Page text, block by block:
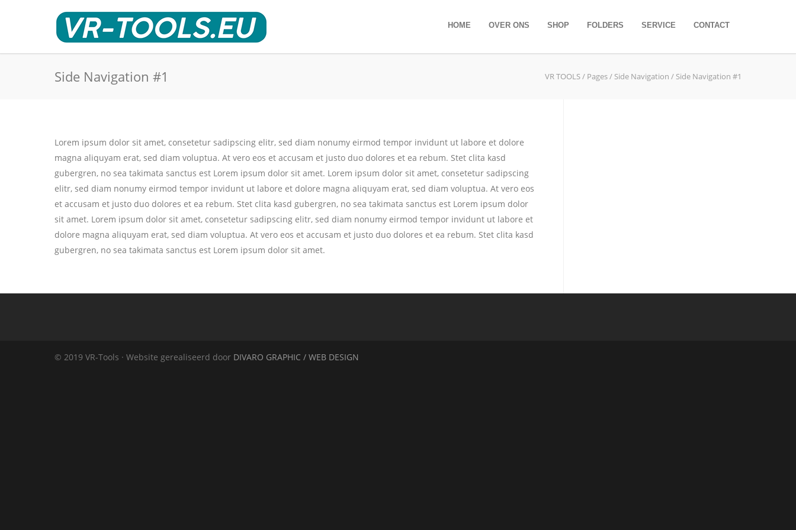
HOME OVER ONS SHOP FOLDERS SERVICE CONTACT
Side Navigation #1 VR TOOLS/ Pages/ Side Navigation / Side Navigation #1
Lorem ipsum dolor sit amet, consetetur sadipscing elitr, sed diam nonumy eirmod tempor invidunt ut labore et dolore
magna aliquyam erat, sed diam voluptua. At vero eos et accusam et justo duo dolores et ea rebum. Stet clita kasd
gubergren, no sea takimata sanctus est Lorem ipsum dolor sit amet. Lorem ipsum dolor sit amet, consetetur sadipscing
elitr, sed diam nonumy eirmod tempor invidunt ut labore et dolore magna aliquyam erat, sed diam voluptua. At vero eos
et accusam et justo duo dolores et ea rebum. Stet clita kasd gubergren, no sea takimata sanctus est Lorem ipsum dolor
sit amet. Lorem ipsum dolor sit amet, consetetur sadipscing elitr, sed diam nonumy eirmod tempor invidunt ut labore et
dolore magna aliquyam erat, sed diam voluptua. At vero eos et accusam et justo duo dolores et ea rebum. Stet clita kasd
gubergren, no sea takimata sanctus est Lorem ipsum dolor sit amet.
© 2019 VR-Tools · Website gerealiseerd door DIVARO GRAPHIC / WEB DESIGN